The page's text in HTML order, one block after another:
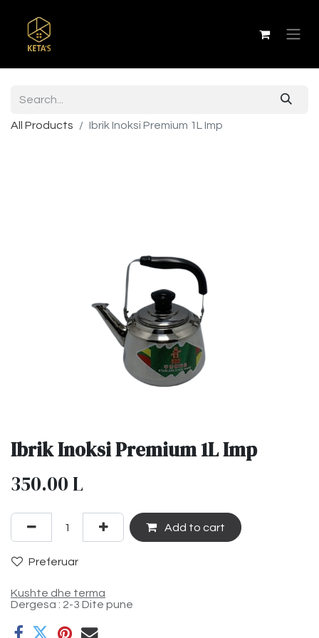
All Products Ibrik Inoksi Premium 1L Imp
Ibrik Inoksi Premium 1L Imp
350.00L
Add to cart
Preferuar
Kushte dhe terma
Dergesa : 2-3 Dite pune